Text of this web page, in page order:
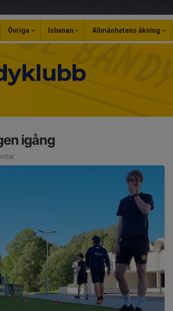
Övriga Isbanan Allmänhetens åkning
igång